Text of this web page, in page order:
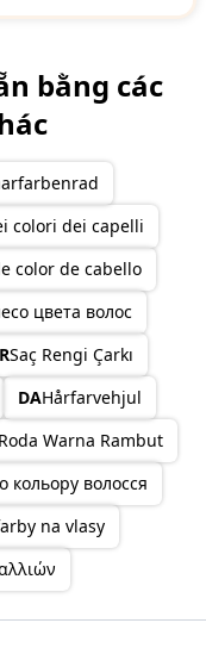
bằng các
colori dei capelli
color de cabello
цвета волос
Saç Rengi Çarkı
DAHårfarvehjul
Roda Warna Rambut
кольору волосся
na vlasy